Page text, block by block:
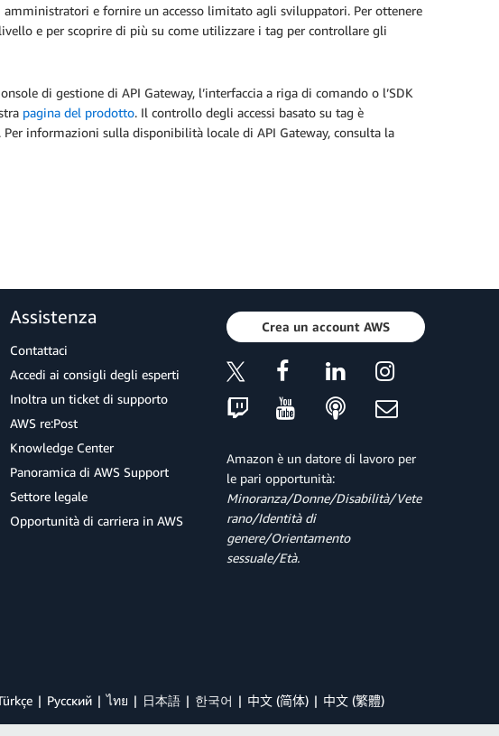
e fornire un accesso limitato agli sviluppatori. Per ottenere
e per scoprire di più su come utilizzare i tag per controllare gli
di gestione di API Gateway, l’interfaccia a riga di comando o l’SDK
pagina del prodotto. Il controllo degli accessi basato su tag è
informazioni sulla disponibilità locale di API Gateway, consulta la
Assistenza
Contattaci
Accedi ai consigli degli esperti
Inoltra un ticket di supporto
AWS re:Post
Knowledge Center
Panoramica di AWS Support
Settore legale
Opportunità di carriera in AWS
Crea un account AWS
Amazon è un datore di lavoro per
le pari opportunità:
Minoranza/Donne/Disabilità/Vete
rano/Identità di
genere/Orientamento
sessuale/Età.
Ρусский ไทย 日本語 한국어 中文 (简体) 中文 (繁體)